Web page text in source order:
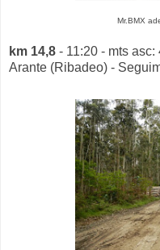
Mr.BMX
km 14,8 - 11:20 - mts
Arante (Ribadeo) -